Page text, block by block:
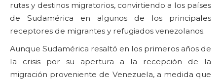
rutas y destinos migratorios, convirtiendo a los países
de Sudamérica en algunos de los principales
receptores de migrantes y refugiados venezolanos.
Aunque Sudamérica resaltó en los primeros años de
la crisis por su apertura a la recepción de la
migración proveniente de Venezuela, a medida que